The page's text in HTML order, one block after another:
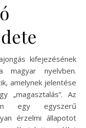
kifejezésének
magyar nyelvben.
amelynek jelentése
„magasztalás”. Az
egy egyszerű
érzelmi állapotot